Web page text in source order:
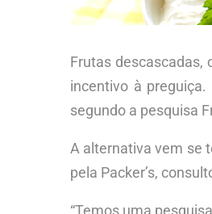
Frutas descascadas,
incentivo à
segundo a pesquisa
A alternativa vem se
pela Packer’s,
“Temos uma